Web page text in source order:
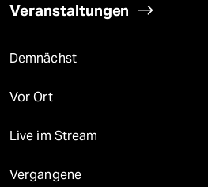
Veranstaltungen
Demnächst
Vor Ort
Live im Stream
Vergangene